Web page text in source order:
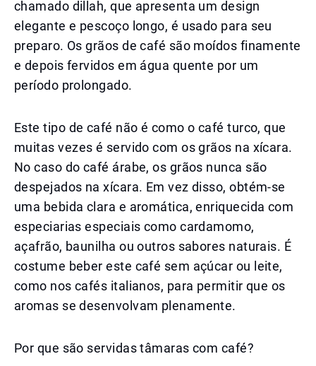
chamado dillah, que apresenta um design
elegante e pescoço longo, é usado para seu
preparo. Os grãos de café são moídos finamente
e depois fervidos em água quente por um
período prolongado.
Este tipo de café não é como o café turco, que
muitas vezes é servido com os grãos na xícara.
No caso do café árabe, os grãos nunca são
despejados na xícara. Em vez disso, obtém-se
uma bebida clara e aromática, enriquecida com
especiarias especiais como cardamomo,
açafrão, baunilha ou outros sabores naturais. É
costume beber este café sem açúcar ou leite,
como nos cafés italianos, para permitir que os
aromas se desenvolvam plenamente.
Por que são servidas tâmaras com café?